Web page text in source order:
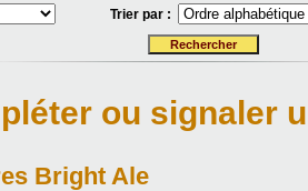
Trier par :
ou signaler
Bright Ale